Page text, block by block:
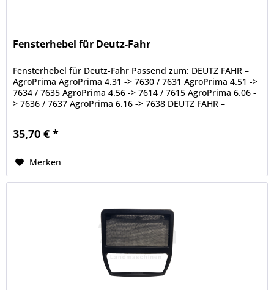
Fensterhebel für Deutz-Fahr
Fensterhebel für Deutz-Fahr Passend zum: DEUTZ FAHR –
AgroPrima AgroPrima 4.31 -> 7630 / 7631 AgroPrima 4.51 ->
7634 / 7635 AgroPrima 4.56 -> 7614 / 7615 AgroPrima 6.06 -
> 7636 / 7637 AgroPrima 6.16 -> 7638 DEUTZ FAHR –
35,70 € *
Merken